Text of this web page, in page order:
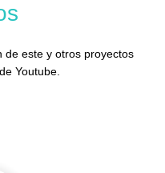
de este y otros proyectos
Youtube.